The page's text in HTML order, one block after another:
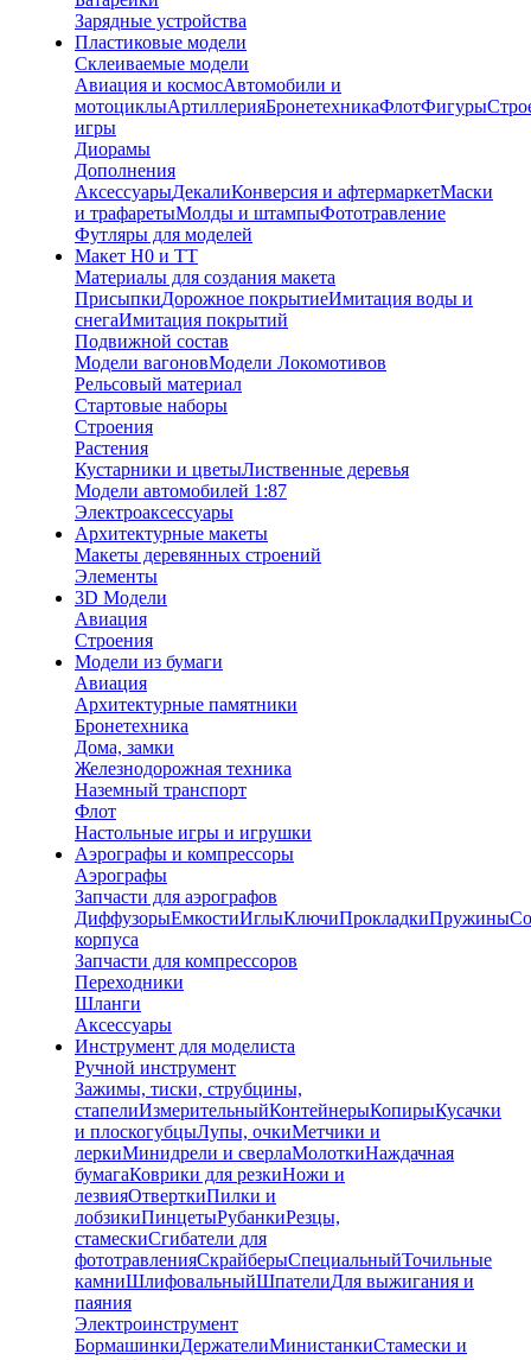
Зарядные устройства
Пластиковые модели
Склеиваемые модели
Авиация и космосАвтомобили и
мотоциклыАртиллерияБронетехникаФлотФигуры
игры
Диорамы
Дополнения
АксессуарыДекалиКонверсия и афтермаркетМаски
и трафаретыМолды и штампыФототравление
Футляры для моделей
Макет H0 и TT
Материалы для создания макета
ПрисыпкиДорожное покрытиеИмитация воды и
снегаИмитация покрытий
Подвижной состав
Модели вагоновМодели Локомотивов
Рельсовый материал
Стартовые наборы
Строения
Растения
Кустарники и цветыЛиственные деревья
Модели автомобилей 1:87
Электроаксессуары
Архитектурные макеты
Макеты деревянных строений
Элементы
3D Модели
Авиация
Строения
Модели из бумаги
Авиация
Архитектурные памятники
Бронетехника
Дома, замки
Железнодорожная техника
Наземный транспорт
Флот
Настольные игры и игрушки
Аэрографы и компрессоры
Аэрографы
Запчасти для аэрографов
ДиффузорыЕмкостиИглыКлючиПрокладкиПружины
корпуса
Запчасти для компрессоров
Переходники
Шланги
Аксессуары
Инструмент для моделиста
Ручной инструмент
Зажимы, тиски, струбцины,
стапелиИзмерительныйКонтейнерыКопирыКусачки
и плоскогубцыЛупы, очкиМетчики и
леркиМинидрели и сверлаМолоткиНаждачная
бумагаКоврики для резкиНожи и
лезвияОтверткиПилки и
лобзикиПинцетыРубанкиРезцы,
стамескиСгибатели для
фототравленияСкрайберыСпециальныйТочильные
камниШлифовальныйШпателиДля выжигания и
паяния
Электроинструмент
БормашинкиДержателиМинистанкиСтамески и